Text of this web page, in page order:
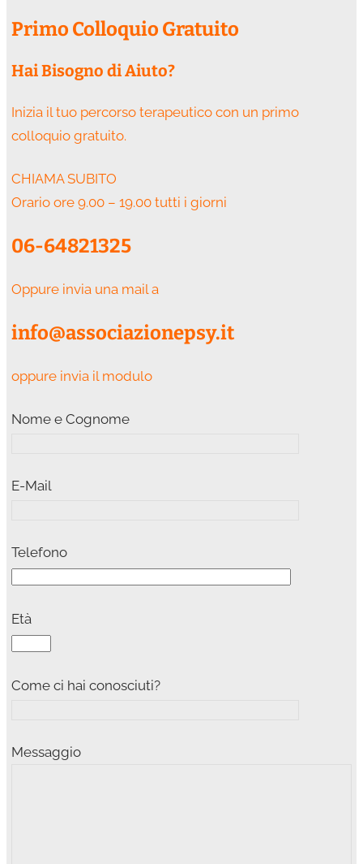
Primo Colloquio Gratuito
Hai Bisogno di Aiuto?
Inizia il tuo percorso terapeutico con un primo
colloquio gratuito.
CHIAMA SUBITO
Orario ore 9.00 – 19.00 tutti i giorni
06-64821325
Oppure invia una mail a
info@associazionepsy.it
oppure invia il modulo
Nome e Cognome
E-Mail
Telefono
Età
Come ci hai conosciuti?
Messaggio